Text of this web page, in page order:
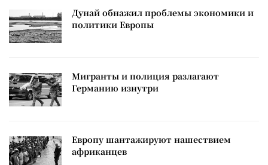
Дунай обнажил проблемы экономики и
политики Европы
Мигранты и полиция разлагают
Германию изнутри
Европу шантажируют нашествием
африканцев